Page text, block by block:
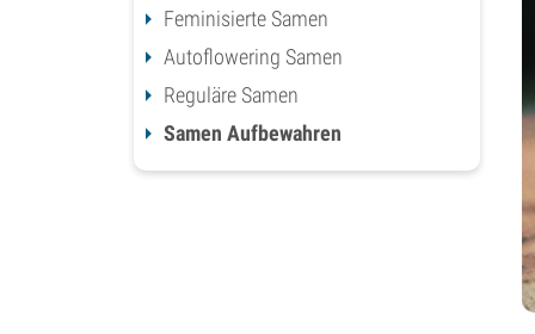
Feminisierte Samen
Autoflowering Samen
Reguläre Samen
Samen Aufbewahren